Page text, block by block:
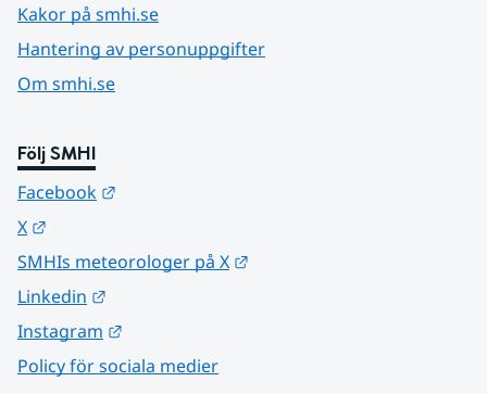
Kakor på smhi.se
Hantering av personuppgifter
Om smhi.se
Följ SMHI
Facebook
X
SMHIs meteorologer på X
Linkedin
Instagram
Policy för sociala medier